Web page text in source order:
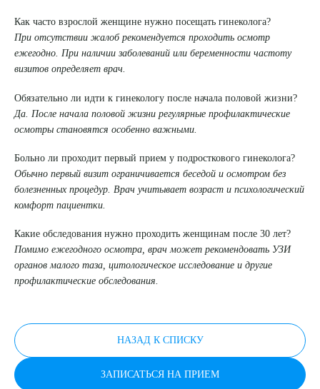
Как часто взрослой женщине нужно посещать гинеколога?
При отсутствии жалоб рекомендуется проходить осмотр
ежегодно. При наличии заболеваний или беременности частоту
визитов определяет врач.
Обязательно ли идти к гинекологу после начала половой жизни?
Да. После начала половой жизни регулярные профилактические
осмотры становятся особенно важными.
Больно ли проходит первый прием у подросткового гинеколога?
Обычно первый визит ограничивается беседой и осмотром без
болезненных процедур. Врач учитывает возраст и психологический
комфорт пациентки.
Какие обследования нужно проходить женщинам после 30 лет?
Помимо ежегодного осмотра, врач может рекомендовать УЗИ
органов малого таза, цитологическое исследование и другие
профилактические обследования.
НАЗАД К СПИСКУ
ЗАПИСАТЬСЯ НА ПРИЕМ